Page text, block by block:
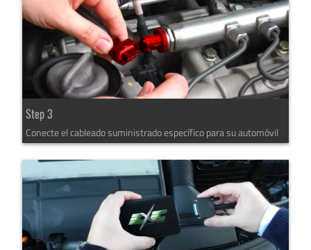
Step 3
Conecte el cableado suministrado específico para su automóvil